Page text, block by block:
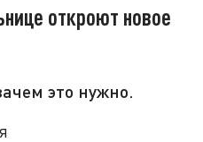
откроют новое
это нужно.